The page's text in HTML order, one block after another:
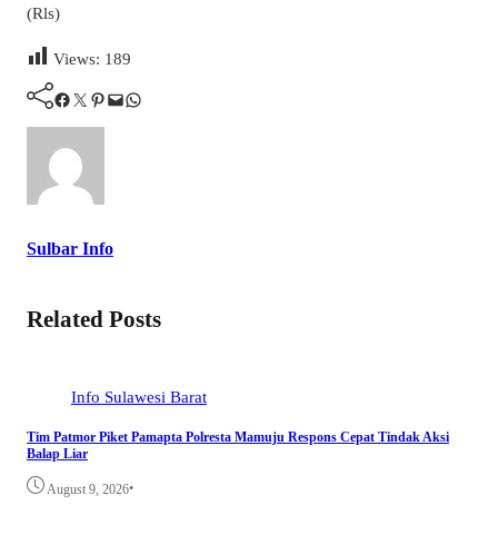
(Rls)
Views: 189
Facebook Twitter Pinterest Mail WhatsApp
Sulbar Info
Related Posts
Info Sulawesi Barat
Tim Patmor Piket Pamapta Polresta Mamuju Respons Cepat Tindak Aksi
Balap Liar
August 9, 2026•